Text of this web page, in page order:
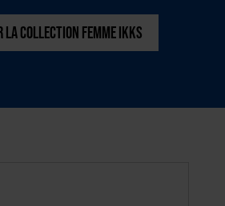
LA COLLECTION FEMME IKKS